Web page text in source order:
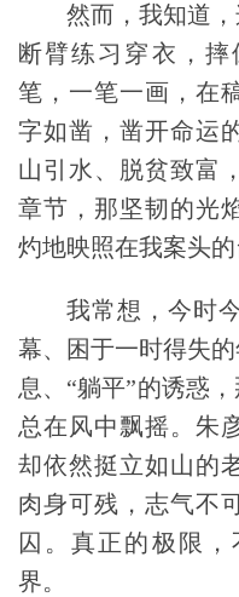
然而，我知道，
断臂练习穿衣，
笔，一笔一画，在
字如凿，凿开命运
山引水、脱贫致富
章节，那坚韧的光
灼地映照在我案头的
我常想，今时
幕、困于一时得失
息、“躺平”的诱惑
总在风中飘摇。朱
却依然挺立如山的
肉身可残，志气不
囚。真正的极限
界。